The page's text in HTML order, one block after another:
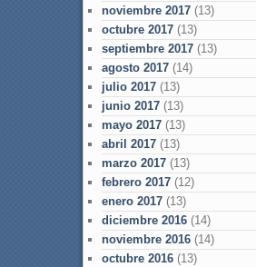
noviembre 2017(13)
octubre 2017(13)
septiembre 2017(13)
agosto 2017(14)
julio 2017(13)
junio 2017(13)
mayo 2017(13)
abril 2017(13)
marzo 2017(13)
febrero 2017(12)
enero 2017(13)
diciembre 2016(14)
noviembre 2016(14)
octubre 2016(13)